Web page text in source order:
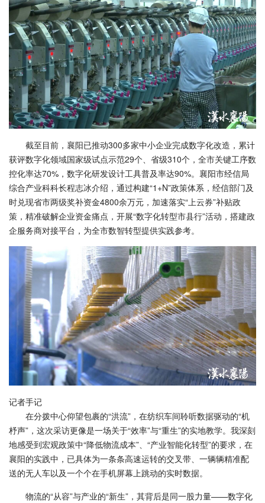
截至目前，襄阳已推动300多家中小企业完成数字化改造，累计
获评数字化领域国家级试点示范29个、省级310个，全市关键工序数
控化率达70%，数字化研发设计工具普及率达90%。襄阳市经信局
综合产业科科长程志冰介绍，通过构建“1+N”政策体系，经信部门及
时兑现省市两级奖补资金4800余万元，加速落实“上云券”补贴政
策，精准破解企业资金痛点，开展“数字化转型市县行”活动，搭建政
企服务商对接平台，为全市数智转型提供实践参考。
记者手记
在分拨中心仰望包裹的“洪流”，在纺织车间聆听数据驱动的“机
杼声”，这次采访更像是一场关于“效率”与“重生”的实地教学。我深刻
地感受到宏观政策中“降低物流成本”、“产业智能化转型”的要求，在
襄阳的实践中，已具体为一条条高速运转的交叉带、一辆辆精准配
送的无人车以及一个个在手机屏幕上跳动的实时数据。
物流的“从容”与产业的“新生”，其背后是同一股力量——数字化